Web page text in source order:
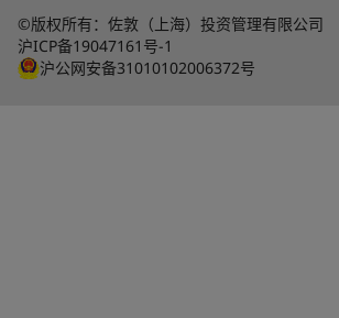
©版权所有：佐敦（上海）投资管理有限公司
沪ICP备19047161号-1
沪公网安备31010102006372号